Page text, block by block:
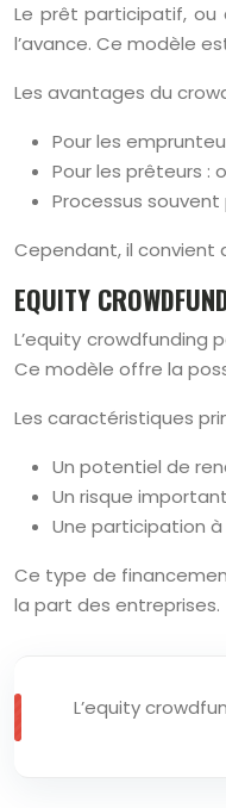
Le prêt participatif, ou
l’avance. Ce modèle
Les avantages du
Pour les
Pour les prêteurs
Processus
Cependant, il convient
EQUITY
L’equity crowdfunding
Ce modèle offre la
Les caractéristiques
Un potentiel de
Un risque
Une participation
Ce type de
la part des entreprises.
L’equity